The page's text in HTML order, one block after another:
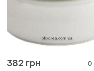
382 грн 0